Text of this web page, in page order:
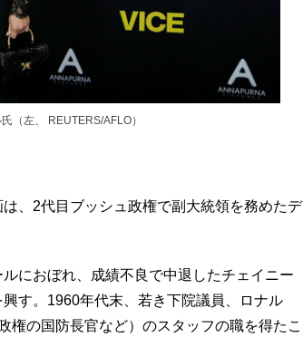
（左、 REUTERS/AFLO）
、2代目ブッシュ政権で副大統領を務めたデ
におぼれ、成績不良で中退したチェイニー
す。1960年代末、若き下院議員、ロナル
権の国防長官など）のスタッフの職を得たこ